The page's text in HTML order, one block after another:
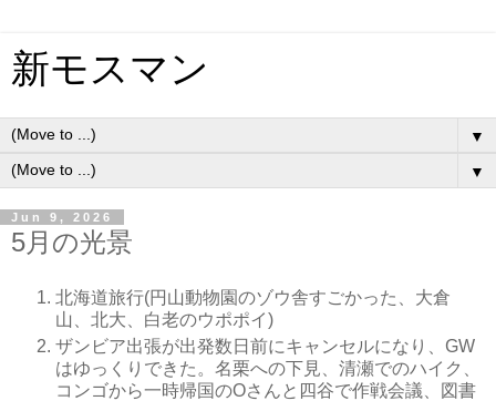
新モスマン
▼
▼
Jun 9, 2026
5月の光景
北海道旅行(円山動物園のゾウ舎すごかった、大倉
山、北大、白老のウポポイ)
ザンビア出張が出発数日前にキャンセルになり、GW
はゆっくりできた。名栗への下見、清瀬でのハイク、
コンゴから一時帰国のOさんと四谷で作戦会議、図書